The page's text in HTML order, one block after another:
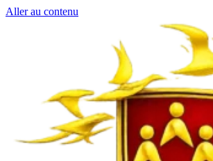
Aller au contenu